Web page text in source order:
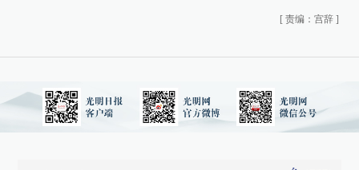
[ 责编：宫辞 ]